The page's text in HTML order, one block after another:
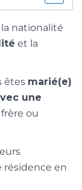
nationalité
et la
êtes marié(e)
une
frère ou
résidence en